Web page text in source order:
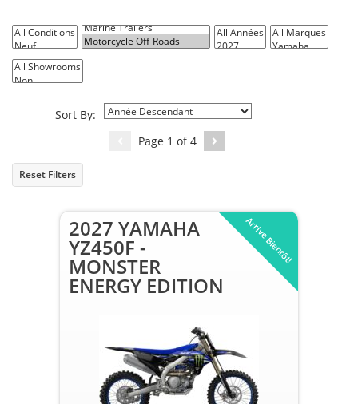
All ConditionsAll Types de véhicules All Années All Marques
All Showrooms
Sort By:
Page 1 of4
Reset Filters
Arrive Bientôt!
2027 YAMAHA
YZ450F -
MONSTER
ENERGY EDITION